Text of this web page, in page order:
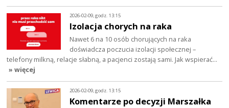
2026-02-09, godz. 13:15
Izolacja chorych na raka
Nawet 6 na 10 osób chorujących na raka
doświadcza poczucia izolacji społecznej –
telefony milkną, relacje słabną, a pacjenci zostają sami. Jak wspierać…
» więcej
2026-02-09, godz. 13:15
Komentarze po decyzji Marszałka